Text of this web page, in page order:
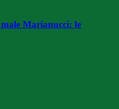
Marianucci: le